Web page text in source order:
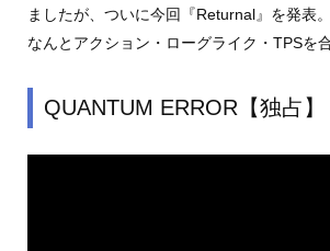
ましたが、ついに今回『Returnal』を発表。
なんとアクション・ローグライク・TPSを
QUANTUM ERROR【独占】